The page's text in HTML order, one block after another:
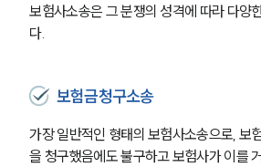
보험사소송은 그 분쟁의 성격에 따라 다양
다.
보험금청구소송
가장 일반적인 형태의 보험사소송으로, 보
을 청구했음에도 불구하고 보험사가 이를